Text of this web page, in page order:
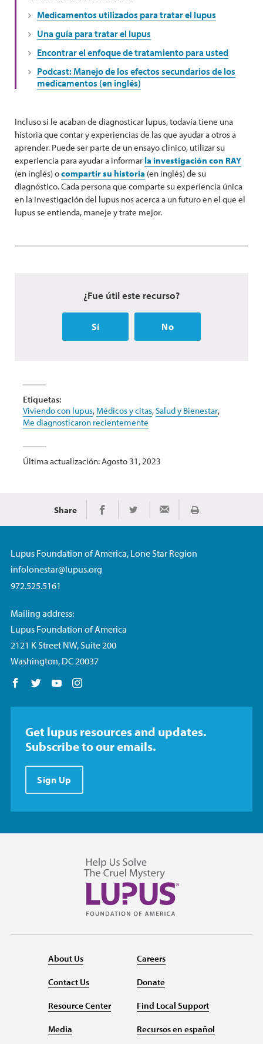
Medicamentos utilizados para tratar el lupus
Una guía para tratar el lupus
Encontrar el enfoque de tratamiento para usted
Podcast: Manejo de los efectos secundarios de los
medicamentos (en inglés)
Incluso si le acaban de diagnosticar lupus, todavía tiene una
historia que contar y experiencias de las que ayudar a otros a
aprender. Puede ser parte de un ensayo clínico, utilizar su
experiencia para ayudar a informar la investigación con RAY
(en inglés) ocompartir su historia (en inglés) de su
diagnóstico. Cada persona que comparte su experiencia única
en la investigación del lupus nos acerca a un futuro en el que el
lupus se entienda, maneje y trate mejor.
¿Fue útil este recurso?
Sí No
Etiquetas:
Viviendo con lupus, Médicos y citas,Salud y Bienestar,
Me diagnosticaron recientemente
Última actualización: Agosto 31, 2023
Share Share on Facebook
Share on TwitterShare via EmailImprimir
Lupus Foundation of America, Lone Star Region
infolonestar@lupus.org
972.525.5161
Mailing address:
Lupus Foundation of America
2121 K Street NW, Suite 200
Washington, DC 20037
Follow us on Facebook
Follow us on Twitter
Follow us on YouTube
Get lupus resources and updates.
Subscribe to our emails.
Sign Up
About Us
Contact Us
Resource Center
Media
Careers
Donate
Find Local Support
Recursos en español